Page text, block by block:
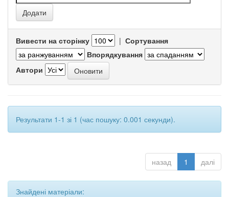
Вивести на сторінку | Сортування
Впорядкування
Автори
Результати 1-1 зі 1 (час пошуку: 0.001 секунди).
назад 1 далі
Знайдені матеріали: